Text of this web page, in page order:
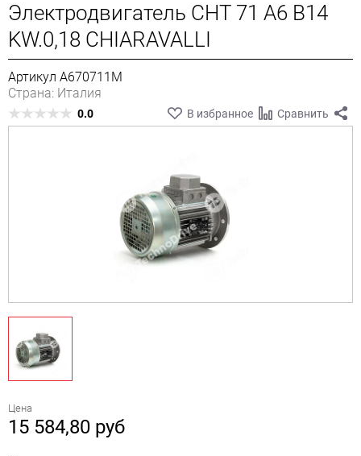
Электродвигатель CHT 71 A6 B14
KW.0,18 CHIARAVALLI
Артикул A670711M
Страна: Италия
0.0 В избранное Сравнить
Цена
15 584,80 руб